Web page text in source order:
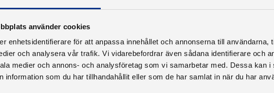
använder cookies
enhetsidentifierare för att anpassa innehållet och annonserna till användarna,
och analysera vår trafik. Vi vidarebefordrar även sådana identifierare och
medier och annons- och analysföretag som vi samarbetar med. Dessa kan
information som du har tillhandahållit eller som de har samlat in när du har